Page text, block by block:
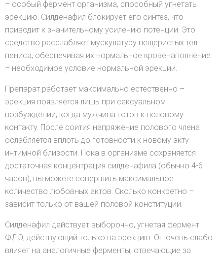
– особый фермент организма, способный угнетать
эрекцию. Силденафил блокирует его синтез, что
приводит к значительному усилению потенции. Это
средство расслабляет мускулатуру пещеристых тел
пениса, обеспечивая их нормальное кровенаполнение
– необходимое условие нормальной эрекции.
Препарат работает максимально естественно –
эрекция появляется лишь при сексуальном
возбуждении, когда мужчина готов к половому
контакту. После соития напряжение полового члена
ослабляется вплоть до готовности к новому акту
интимной близости. Пока в организме сохраняется
достаточная концентрация силденафила (обычно 4-6
часов), вы можете совершить максимальное
количество любовных актов. Сколько конкретно –
зависит только от вашей половой конституции.
Силденафил действует выборочно, угнетая фермент
ФДЭ, действующий только на эрекцию. Он очень слабо
влияет на аналогичные ферменты, отвечающие за